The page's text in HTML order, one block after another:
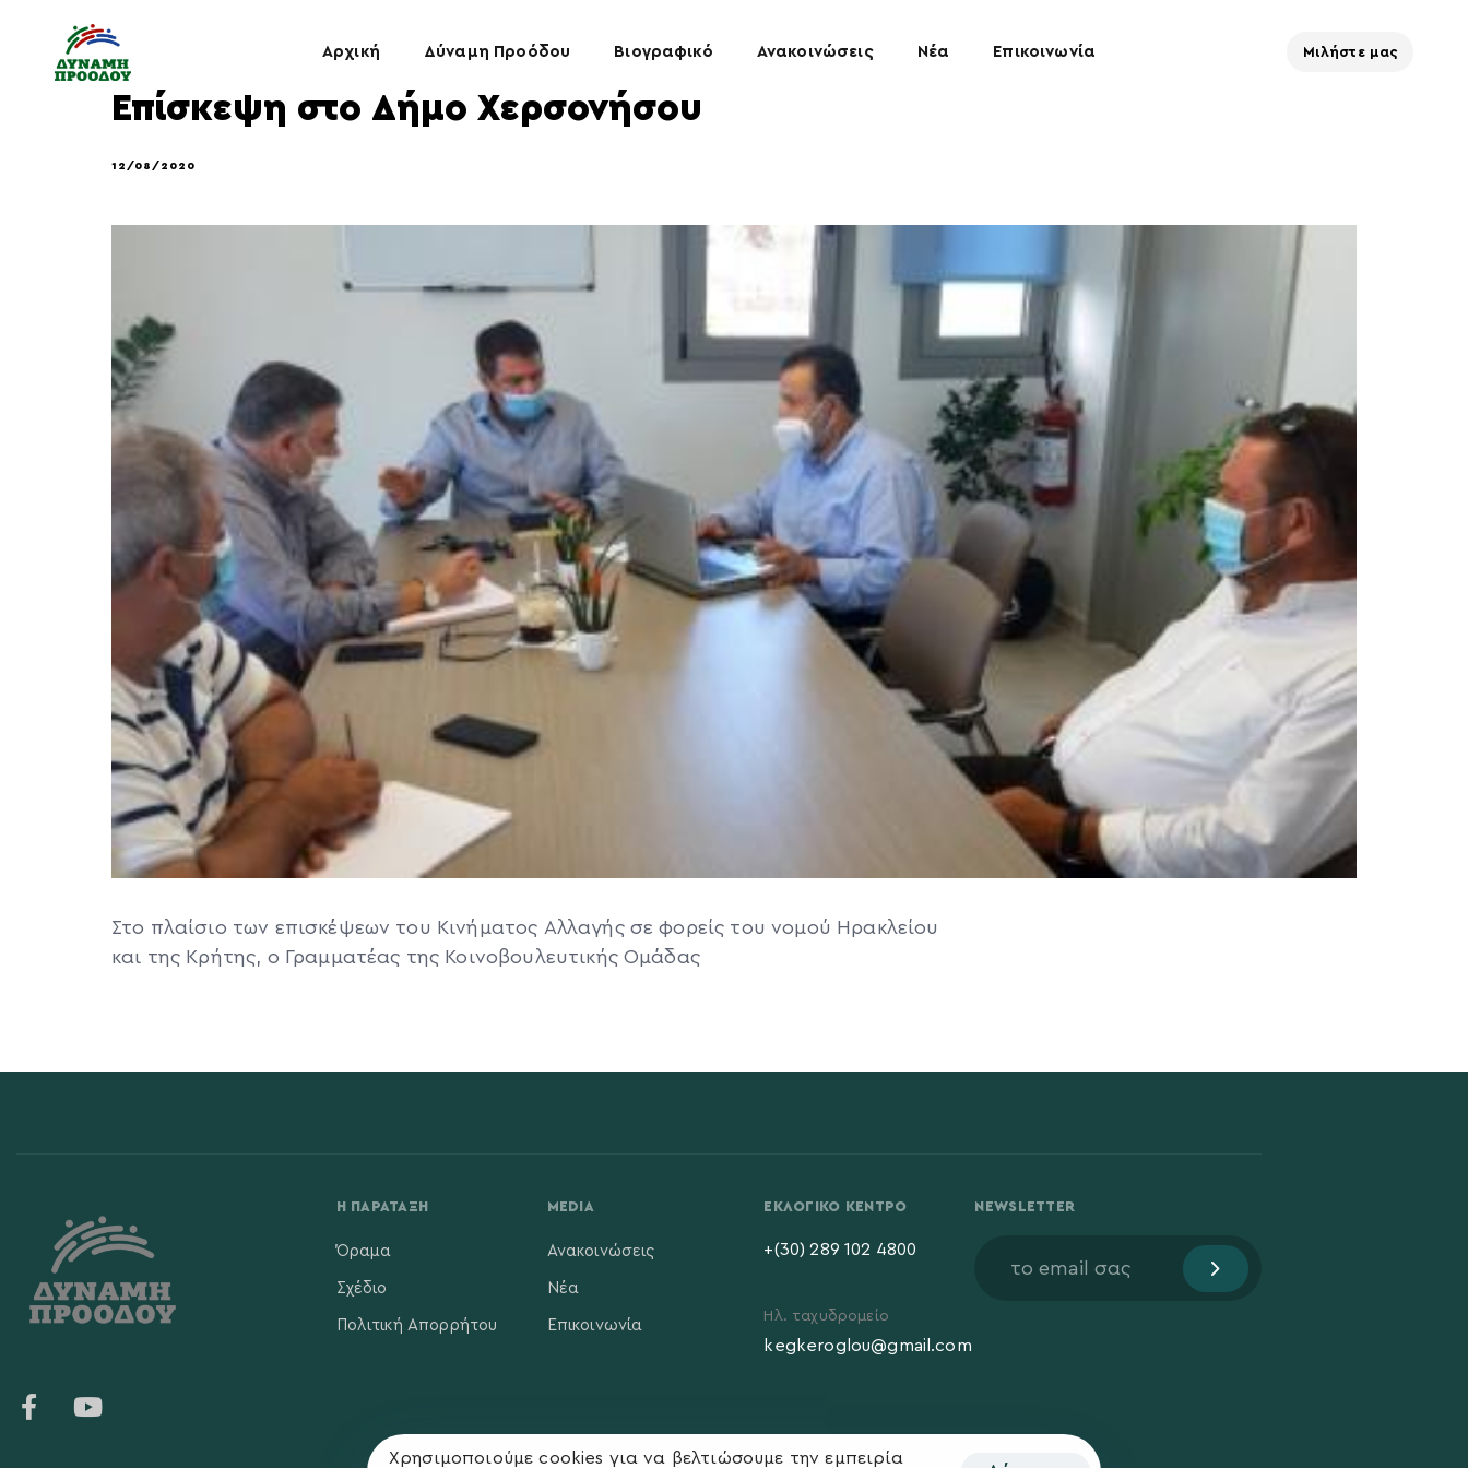
Αρχική Δύναμη Προόδου Βιογραφικό Ανακοινώσεις Νέα Επικοινωνία Μιλήστε μας
Επίσκεψη στο Δήμο Χερσονήσου
12/08/2020
Στο πλαίσιο των επισκέψεων του Κινήματος Αλλαγής σε φορείς του νομού Ηρακλείου
και της Κρήτης, ο Γραμματέας της Κοινοβουλευτικής Ομάδας
Η ΠΑΡΆΤΑΞΗ
Όραμα
Σχέδιο
Πολιτική Απορρήτου
MEDIA
Ανακοινώσεις
Νέα
Επικοινωνία
ΕΚΛΟΓΙΚΌ ΚΈΝΤΡΟ
+(30) 289 102 4800
Ηλ. ταχυδρομείο
kegkeroglou@gmail.com
NEWSLETTER
Χρησιμοποιούμε cookies για να βελτιώσουμε την εμπειρία